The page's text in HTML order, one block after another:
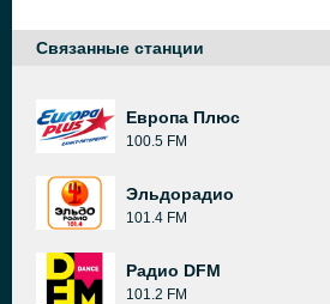
Связанные станции
Европа Плюс
100.5 FM
Эльдорадио
101.4 FM
Радио DFM
101.2 FM